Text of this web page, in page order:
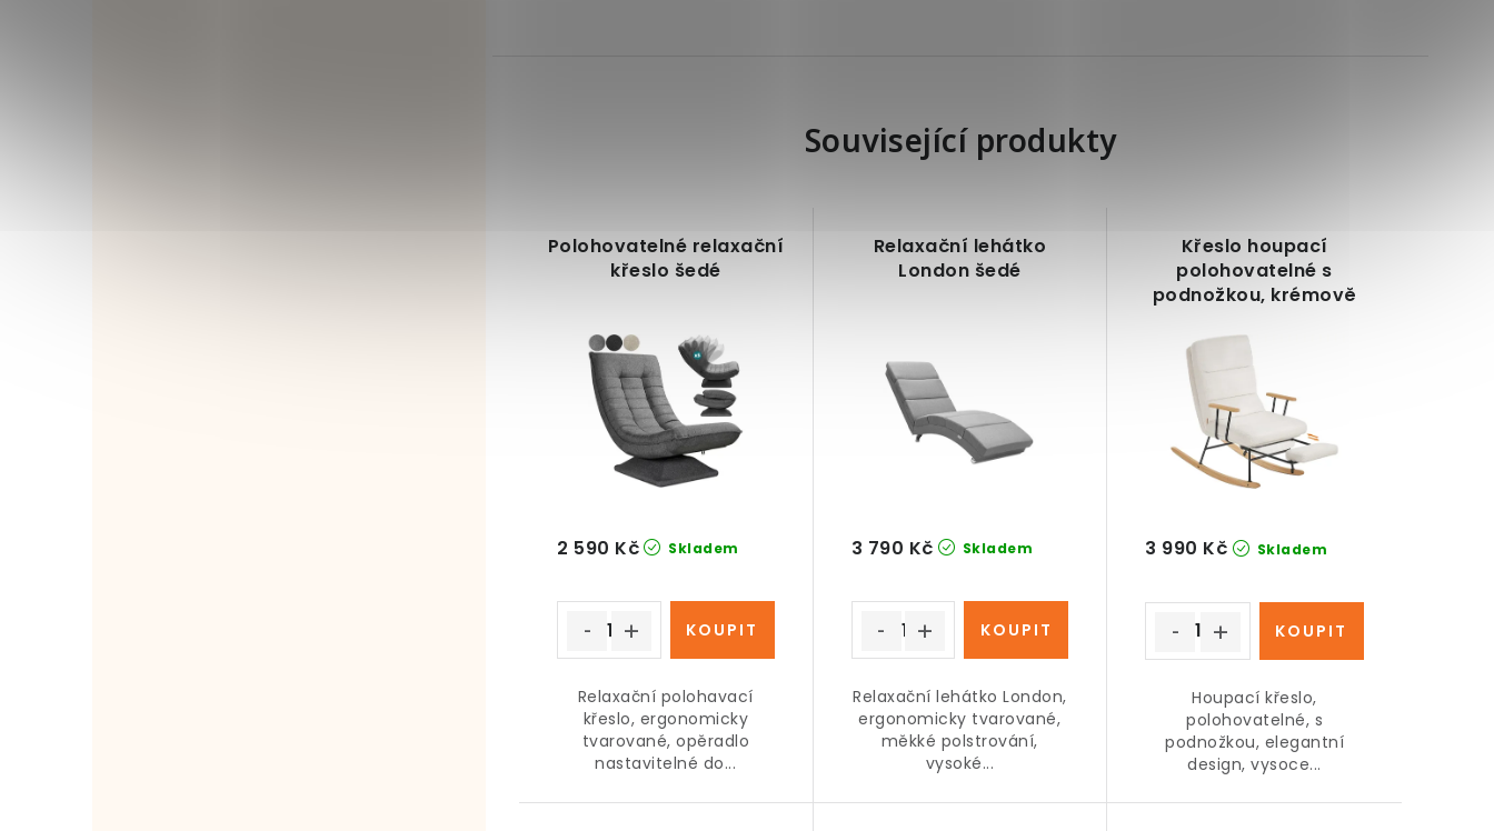
Související produkty
Polohovatelné relaxační
křeslo šedé
Skladem
2 590 Kč
Relaxační polohavací
křeslo, ergonomicky
tvarované, opěradlo
nastavitelné do...
Relaxační lehátko
London šedé
Skladem
3 790 Kč
Relaxační lehátko London,
ergonomicky tvarované,
měkké polstrování,
vysoké...
Křeslo houpací
polohovatelné s
podnožkou, krémově
Skladem
3 990 Kč
Houpací křeslo,
polohovatelné, s
podnožkou, elegantní
design, vysoce...